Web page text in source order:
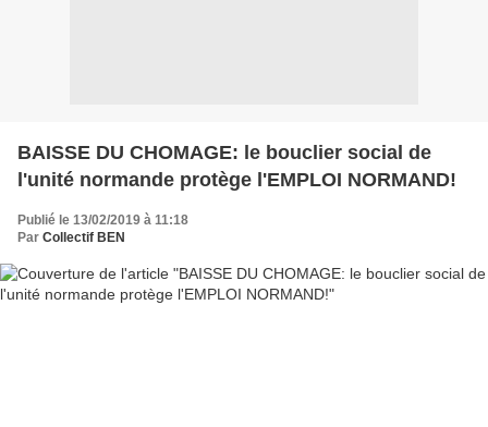
BAISSE DU CHOMAGE: le bouclier social de
l'unité normande protège l'EMPLOI NORMAND!
Publié le 13/02/2019 à 11:18
Par Collectif BEN